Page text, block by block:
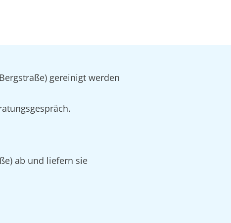
gereinigt werden
ab und liefern sie